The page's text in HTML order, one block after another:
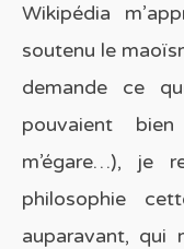
Wikipédia
soutenu le
demande ce
pouvaient
m’égare…), je
philosophie
auparavant, qui